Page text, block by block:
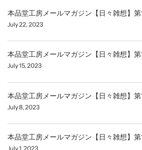
本品堂工房メールマガジン【日々雑想】第
July 22, 2023
本品堂工房メールマガジン【日々雑想】第
July 15, 2023
本品堂工房メールマガジン【日々雑想】第
July 8, 2023
本品堂工房メールマガジン【日々雑想】第
July 1, 2023